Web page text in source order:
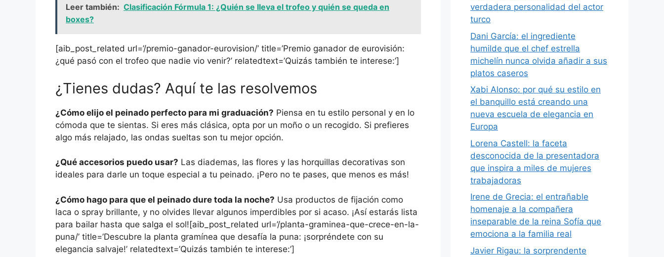
Leer también: Clasificación Fórmula 1: ¿Quién se lleva el trofeo y quién se queda en
boxes?
[aib_post_related url=’/premio-ganador-eurovision/’ title=’Premio ganador de eurovisión:
¿qué pasó con el trofeo que nadie vio venir?’ relatedtext=’Quizás también te interese:’]
¿Tienes dudas? Aquí te las resolvemos
¿Cómo elijo el peinado perfecto para mi graduación? Piensa en tu estilo personal y en lo
cómoda que te sientas. Si eres más clásica, opta por un moño o un recogido. Si prefieres
algo más relajado, las ondas sueltas son tu mejor opción.
¿Qué accesorios puedo usar? Las diademas, las flores y las horquillas decorativas son
ideales para darle un toque especial a tu peinado. ¡Pero no te pases, que menos es más!
¿Cómo hago para que el peinado dure toda la noche? Usa productos de fijación como
laca o spray brillante, y no olvides llevar algunos imperdibles por si acaso. ¡Así estarás lista
para bailar hasta que salga el sol![aib_post_related url=’/planta-graminea-que-crece-en-la-
puna/’ title=’Descubre la planta gramínea que desafía la puna: ¡sorpréndete con su
elegancia salvaje!’ relatedtext=’Quizás también te interese:’]
verdadera personalidad del actor
turco
Dani García: el ingrediente
humilde que el chef estrella
michelín nunca olvida añadir a sus
platos caseros
Xabi Alonso: por qué su estilo en
el banquillo está creando una
nueva escuela de elegancia en
Europa
Lorena Castell: la faceta
desconocida de la presentadora
que inspira a miles de mujeres
trabajadoras
Irene de Grecia: el entrañable
homenaje a la compañera
inseparable de la reina Sofía que
emociona a la familia real
Javier Rigau: la sorprendente